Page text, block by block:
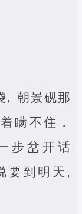
, 朝景砚那
瞒不住，
步岔开话
要到明天,